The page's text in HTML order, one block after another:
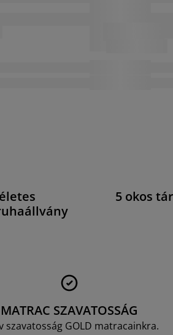
5 okos
MATRAC SZAVATOSSÁG
szavatosság GOLD matracainkra.